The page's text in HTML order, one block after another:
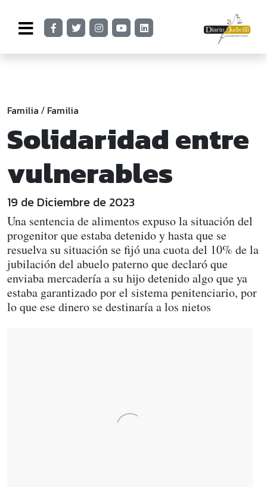
Familia / Familia
Solidaridad entre
vulnerables
19 de Diciembre de 2023
Una sentencia de alimentos expuso la situación del
progenitor que estaba detenido y hasta que se
resuelva su situación se fijó una cuota del 10% de la
jubilación del abuelo paterno que declaró que
enviaba mercadería a su hijo detenido algo que ya
estaba garantizado por el sistema penitenciario, por
lo que ese dinero se destinaría a los nietos